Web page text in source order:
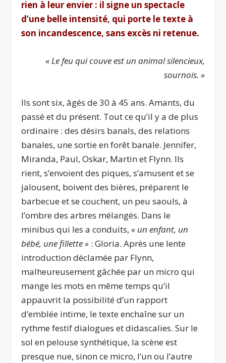
rien à leur envier : il signe un spectacle
d’une belle intensité, qui porte le texte à
son incandescence, sans excès ni retenue.
« Le feu qui couve est un animal silencieux,
sournois. »
Ils sont six, âgés de 30 à 45 ans. Amants, du
passé et du présent. Tout ce qu’il y a de plus
ordinaire : des désirs banals, des relations
banales, une sortie en forêt banale. Jennifer,
Miranda, Paul, Oskar, Martin et Flynn. Ils
rient, s’envoient des piques, s’amusent et se
jalousent, boivent des bières, préparent le
barbecue et se couchent, un peu saouls, à
l’ombre des arbres mélangés. Dans le
minibus qui les a conduits,« un enfant, un
bébé, une fillette » : Gloria. Après une lente
introduction déclamée par Flynn,
malheureusement gâchée par un micro qui
mange les mots en même temps qu’il
appauvrit la possibilité d’un rapport
d’emblée intime, le texte enchaîne sur un
rythme festif dialogues et didascalies. Sur le
sol en pelouse synthétique, la scène est
presque nue, sinon ce micro, l’un ou l’autre